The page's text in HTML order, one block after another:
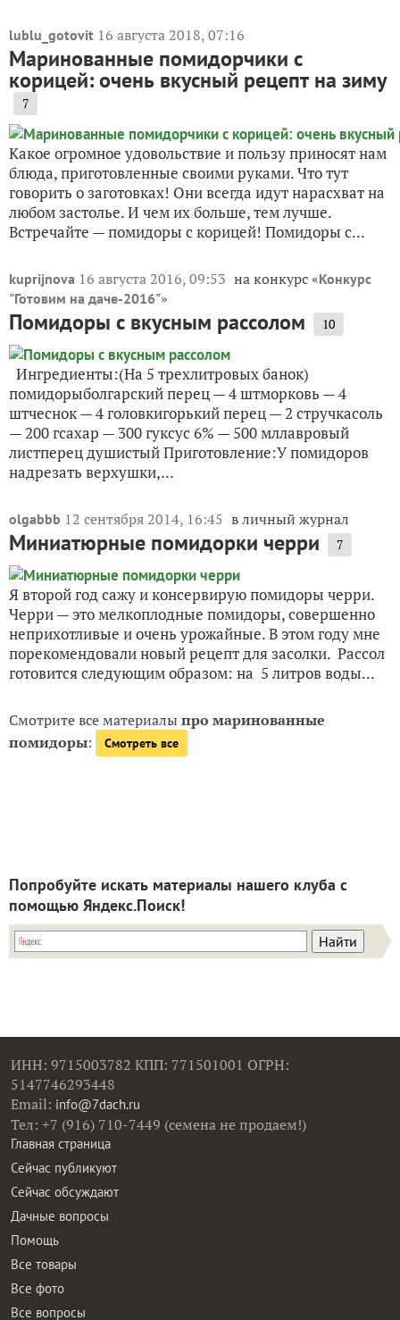
lublu_gotovit 16 августа 2018, 07:16
Маринованные помидорчики с
корицей: очень вкусный рецепт на зиму
7
Какое огромное удовольствие и пользу приносят нам
блюда, приготовленные своими руками. Что тут
говорить о заготовках! Они всегда идут нарасхват на
любом застолье. И чем их больше, тем лучше.
Встречайте — помидоры с корицей! Помидоры с...
kuprijnova 16 августа 2016, 09:53 на конкурс «Конкурс
"Готовим на даче-2016"»
Помидоры с вкусным рассолом 10
Ингредиенты:(На 5 трехлитровых банок)
помидорыболгарский перец — 4 штморковь — 4
штчеснок — 4 головкигорький перец — 2 стручкасоль
— 200 гсахар — 300 гуксус 6% — 500 мллавровый
листперец душистый Приготовление:У помидоров
надрезать верхушки,...
olgabbb 12 сентября 2014, 16:45 в личный журнал
Миниатюрные помидорки черри 7
Я второй год сажу и консервирую помидоры черри.
Черри — это мелкоплодные помидоры, совершенно
неприхотливые и очень урожайные. В этом году мне
порекомендовали новый рецепт для засолки. Рассол
готовится следующим образом: на 5 литров воды...
Смотрите все материалыпро маринованные
помидоры: Смотреть все
Попробуйте искать материалы нашего клуба с
помощью Яндекс.Поиск!
ИНН: 9715003782 КПП: 771501001 ОГРН:
5147746293448
Email: info@7dach.ru
Тел: +7 (916) 710-7449 (семена не продаем!)
Главная страница
Сейчас публикуют
Сейчас обсуждают
Дачные вопросы
Помощь
Все товары
Все фото
Все вопросы